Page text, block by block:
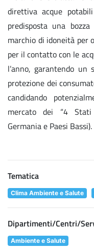
direttiva acque
predisposta una
marchio di idoneità per
per il contatto con le
l’anno, garantendo
protezione dei
candidando
mercato dei “4 Stati
Germania e Paesi Bassi).
Tematica
Clima Ambiente e Salute
Dipartimenti/Centri/
Ambiente e Salute